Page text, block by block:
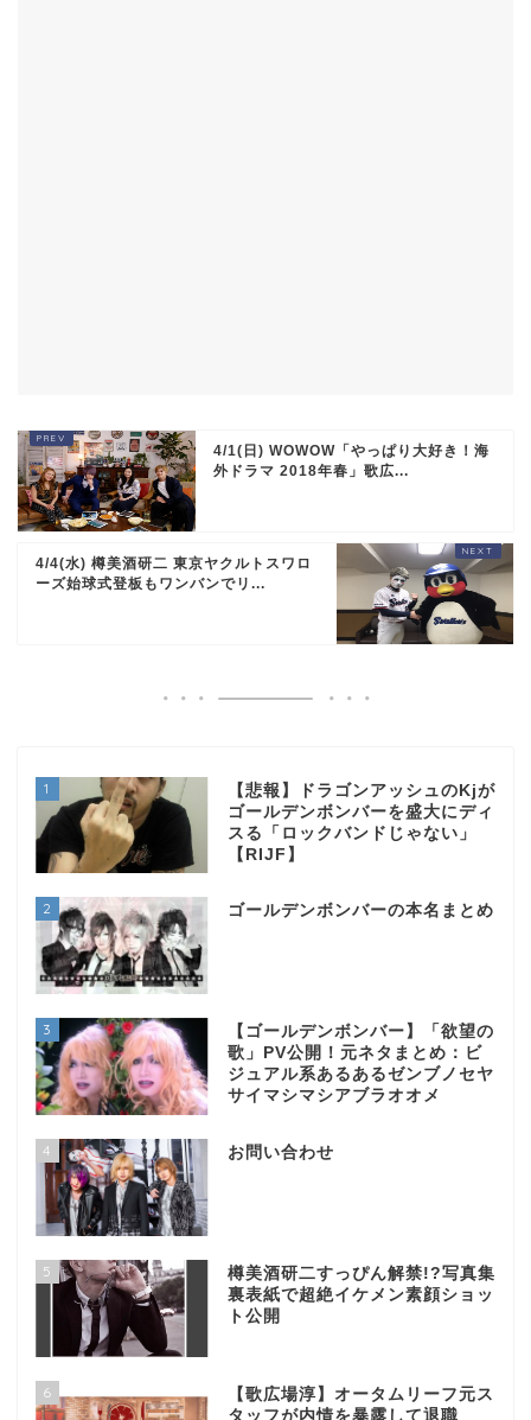
4/1(日) WOWOW「やっぱり大好き！海
外ドラマ 2018年春」歌広...
4/4(水) 樽美酒研二 東京ヤクルトスワロ
ーズ始球式登板もワンバンでリ...
1
【悲報】ドラゴンアッシュのKjが
ゴールデンボンバーを盛大にディ
スる「ロックバンドじゃない」
【RIJF】
2 ゴールデンボンバーの本名まとめ
3
【ゴールデンボンバー】「欲望の
歌」PV公開！元ネタまとめ：ビ
ジュアル系あるあるゼンブノセヤ
サイマシマシアブラオオメ
4 お問い合わせ
5
樽美酒研二すっぴん解禁!?写真集
裏表紙で超絶イケメン素顔ショッ
ト公開
6
【歌広場淳】オータムリーフ元ス
タッフが内情を暴露して退職